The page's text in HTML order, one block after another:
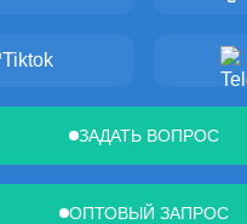
Tiktok
ЗАДАТЬ ВОПРОС
ОПТОВЫЙ ЗАПРОС